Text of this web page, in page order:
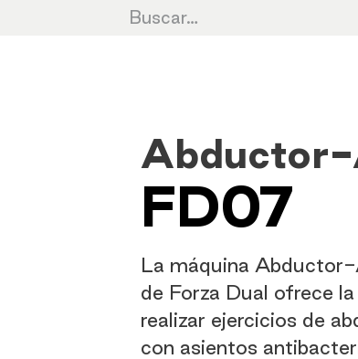
FD07
La máquina
de Forza Dual ofrece
realizar ejercicios de
con asientos